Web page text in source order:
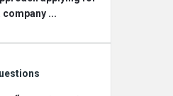
company ...